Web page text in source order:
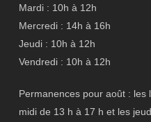
Mardi : 10h à 12h
Mercredi : 14h à 16h
Jeudi : 10h à 12h
Vendredi : 10h à 12h
Permanences pour août : les
midi de 13 h à 17 h et les